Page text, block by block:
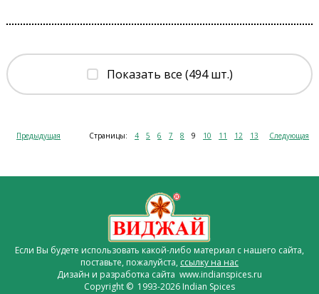
Показать все (494 шт.)
Предыдущая Страницы: 4 5 6 7 8 9 10 11 12 13 Следующая
Если Вы будете использовать какой-либо материал с нашего сайта,
поставьте, пожалуйста, ссылку на нас
Дизайн и разработка сайта www.indianspices.ru
Copyright © 1993-2026 Indian Spices